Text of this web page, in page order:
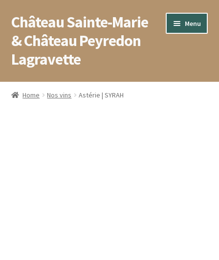
Aller
à
la
navigation
Aller
au
contenu
Château Sainte-Marie
& Château Peyredon
Lagravette
Menu
Accueil
Home Nos vins Astérie | SYRAH